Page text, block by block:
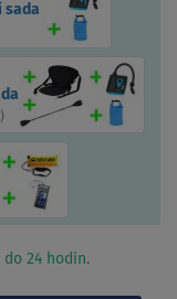
sada
)
24 hodin.